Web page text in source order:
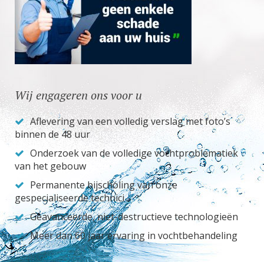
Wij engageren ons voor u
Aflevering van een volledig verslag met foto’s
binnen de 48 uur
Onderzoek van de volledige vochtproblematiek
van het gebouw
Permanente bijscholing van onze
gespecialiseerde technici
Geavanceerde, niet-destructieve technologieën
Meer dan 60 jaar ervaring in vochtbehandeling